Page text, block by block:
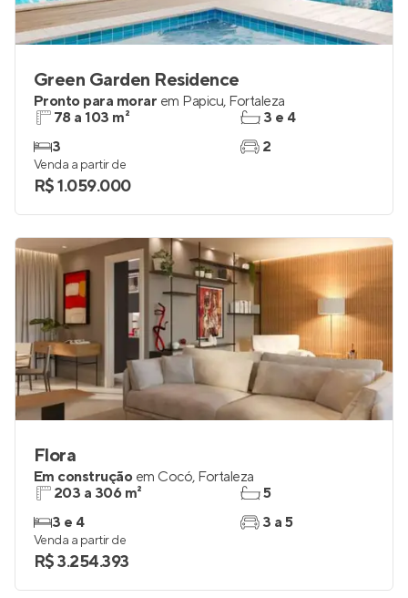
Green Garden Residence
Pronto para morar em Papicu, Fortaleza
78 a 103 m²
3
3 e 4
2
Venda a partir de
R$ 1.059.000
Flora
Em construção em Cocó, Fortaleza
203 a 306 m²
3 e 4
5
3 a 5
Venda a partir de
R$ 3.254.393